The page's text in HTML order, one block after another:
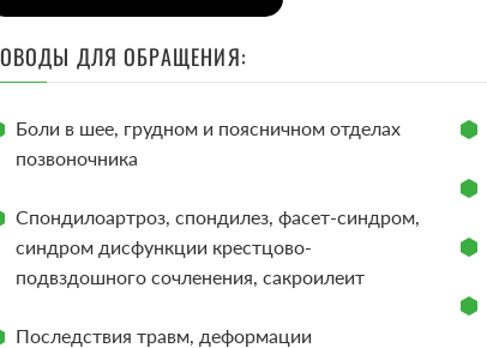
ДЛЯ ОБРАЩЕНИЯ:
Боли в шее, грудном и поясничном отделах
позвоночника
Спондилоартроз, спондилез, фасет-синдром,
синдром дисфункции крестцово-
подвздошного сочленения, сакроилеит
Последствия травм, деформации